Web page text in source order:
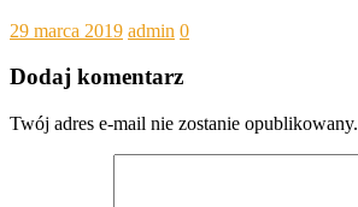
29 marca 2019 admin 0
Dodaj komentarz
Twój adres e-mail nie zostanie opublikowany.